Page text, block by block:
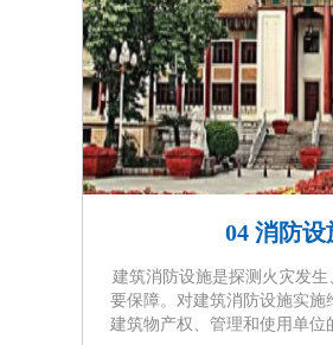
04 消防
建筑消防设施是探测火灾发
要保障。对建筑消防设施实
建筑物产权、管理和使用单